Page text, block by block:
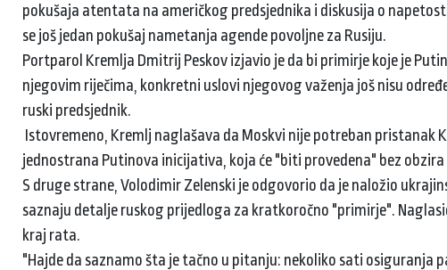
pokušaja atentata na američkog predsjednika i diskusija o
se još jedan pokušaj nametanja agende povoljne za Rusiju.
Portparol Kremlja Dmitrij Peskov izjavio je da bi primirje koje je
njegovim riječima, konkretni uslovi njegovog važenja još nisu
ruski predsjednik.
Istovremeno, Kremlj naglašava da Moskvi nije potreban pristanak
jednostrana Putinova inicijativa, koja će "biti provedena" bez obzira
S druge strane, Volodimir Zelenski je odgovorio da je naložio
saznaju detalje ruskog prijedloga za kratkoročno "primirje".
kraj rata.
"Hajde da saznamo šta je tačno u pitanju: nekoliko sati osiguranja